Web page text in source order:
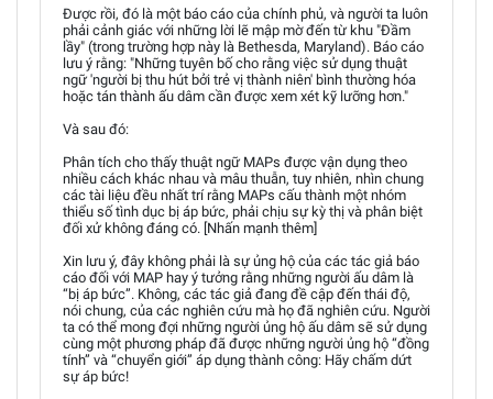
Được rồi, đó là một báo cáo của chính phủ, và người ta luôn
phải cảnh giác với những lời lẽ mập mờ đến từ khu "Đầm
lầy" (trong trường hợp này là Bethesda, Maryland). Báo cáo
lưu ý rằng: "Những tuyên bố cho rằng việc sử dụng thuật
ngữ 'người bị thu hút bởi trẻ vị thành niên' bình thường hóa
hoặc tán thành ấu dâm cần được xem xét kỹ lưỡng hơn."
Và sau đó:
Phân tích cho thấy thuật ngữ MAPs được vận dụng theo
nhiều cách khác nhau và mâu thuẫn, tuy nhiên, nhìn chung
các tài liệu đều nhất trí rằng MAPs cấu thành một nhóm
thiểu số tình dục bị áp bức, phải chịu sự kỳ thị và phân biệt
đối xử không đáng có. [Nhấn mạnh thêm]
Xin lưu ý, đây không phải là sự ủng hộ của các tác giả báo
cáo đối với MAP hay ý tưởng rằng những người ấu dâm là
“bị áp bức”. Không, các tác giả đang đề cập đến thái độ,
nói chung, của các nghiên cứu mà họ đã nghiên cứu. Người
ta có thể mong đợi những người ủng hộ ấu dâm sẽ sử dụng
cùng một phương pháp đã được những người ủng hộ “đồng
tính” và “chuyển giới” áp dụng thành công: Hãy chấm dứt
sự áp bức!